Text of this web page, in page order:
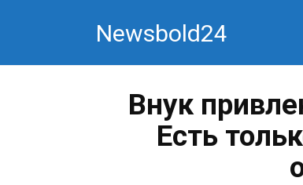
Newsbold24
Внук
Есть